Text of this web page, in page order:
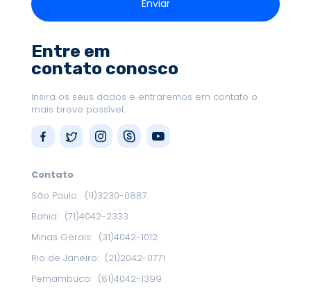
Entre em
contato conosco
Insira os seus dados e entraremos em contato o
mais breve possível.
Contato
São Paulo: (11)3230-0887
Bahia: (71)4042-2333
Minas Gerais: (31)4042-1012
Rio de Janeiro: (21)2042-0771
Pernambuco: (81)4042-1399